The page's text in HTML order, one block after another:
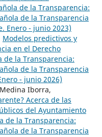
de la Transparencia:
de la Transparencia
Enero - junio 2023)
Modelos predictivos y
en el Derecho
de la Transparencia:
de la Transparencia
- junio 2026)
Iborra,
Acerca de las
del Ayuntamiento
de la Transparencia:
de la Transparencia